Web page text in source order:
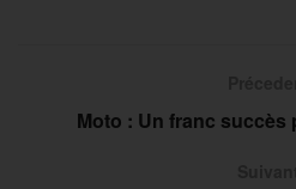
Moto : Un franc succès